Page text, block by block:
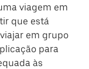
viagem em
que está
em grupo
para
às